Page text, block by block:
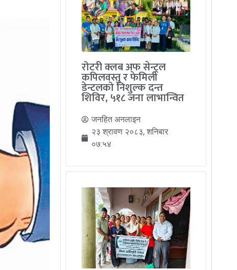
रोटरी क्लब अफ सेन्ट्रल
कपिलवस्तु र फेमिली
डेन्टलको निशुल्क दन्त
शिविर, ५१८ जना लाभान्वित
जनहित अनलाइन
२३ श्रावण २०८३, शनिबार
०७:५४